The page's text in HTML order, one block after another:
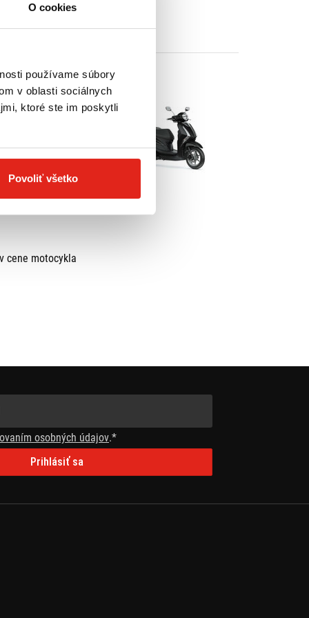
O cookies
používame súbory
v oblasti sociálnych
ktoré ste im poskytli
Povoliť všetko
cene motocykla
osobných údajov.*
Prihlásiť sa